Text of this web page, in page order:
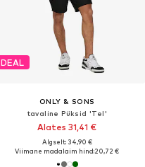
DEAL
ONLY & SONS
tavaline Püksid 'Tel'
Alates 31,41 €
Algselt: 34,90 €
Viimane madalaim hind:20,72 €